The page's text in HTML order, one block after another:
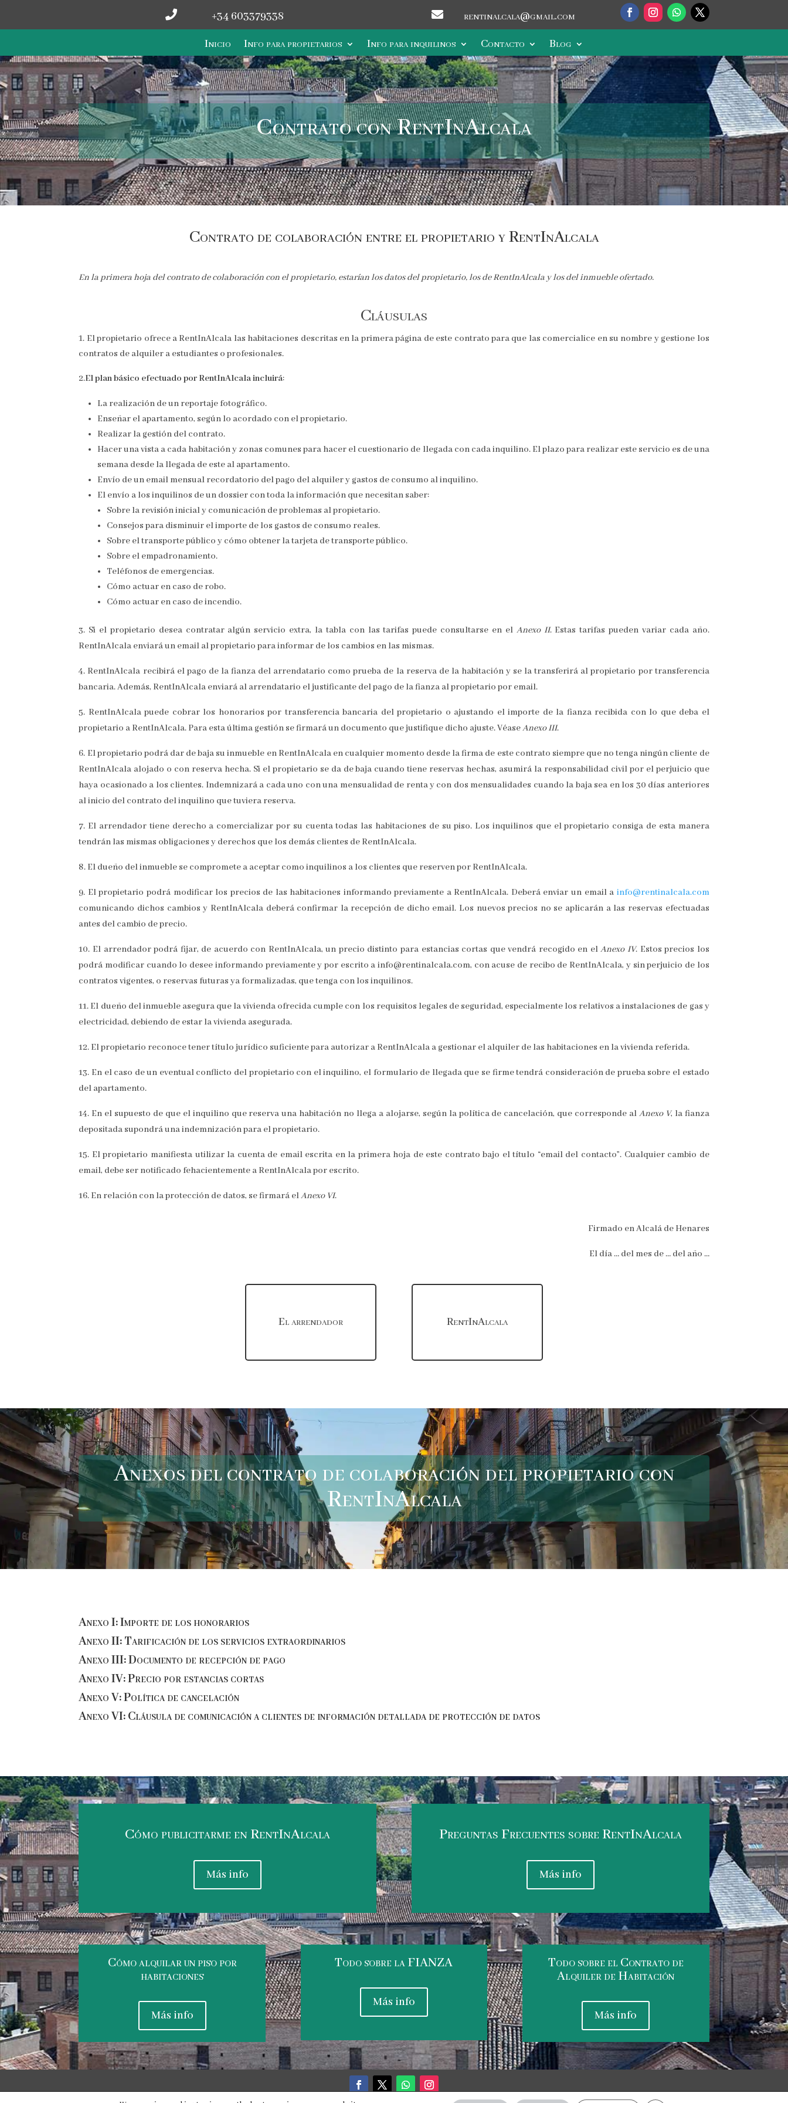
 +34 603379338 
rentinalcala@gmail.com
Inicio
Info para propietarios Info para inquilinos Contacto Blog
Contrato con RentInAlcala
Contrato de colaboración entre el propietario y RentInAlcala
En la primera hoja del contrato de colaboración con el propietario, estarían los datos del propietario, los de RentInAlcala y los del inmueble ofertado.
Cláusulas
El propietario ofrece a RentInAlcala las habitaciones descritas en la primera página de este contrato para que las comercialice en su nombre y gestione los
contratos de alquiler a estudiantes o profesionales.
2.El plan básico efectuado por RentInAlcala incluirá:
La realización de un reportaje fotográfico.
Enseñar el apartamento, según lo acordado con el propietario.
Realizar la gestión del contrato.
Hacer una vista a cada habitación y zonas comunes para hacer el cuestionario de llegada con cada inquilino. El plazo para realizar este servicio es de una
semana desde la llegada de este al apartamento.
Envío de un email mensual recordatorio del pago del alquiler y gastos de consumo al inquilino.
El envío a los inquilinos de un dossier con toda la información que necesitan saber:
Sobre la revisión inicial y comunicación de problemas al propietario.
Consejos para disminuir el importe de los gastos de consumo reales.
Sobre el transporte público y cómo obtener la tarjeta de transporte público.
Sobre el empadronamiento.
Teléfonos de emergencias.
Cómo actuar en caso de robo.
Cómo actuar en caso de incendio.
3. Si el propietario desea contratar algún servicio extra, la tabla con las tarifas puede consultarse en el Anexo II. Estas tarifas pueden variar cada año.
RentInAlcala enviará un email al propietario para informar de los cambios en las mismas.
4. RentInAlcala recibirá el pago de la fianza del arrendatario como prueba de la reserva de la habitación y se la transferirá al propietario por transferencia
bancaria. Además, RentInAlcala enviará al arrendatario el justificante del pago de la fianza al propietario por email.
5. RentInAlcala puede cobrar los honorarios por transferencia bancaria del propietario o ajustando el importe de la fianza recibida con lo que deba el
propietario a RentInAlcala. Para esta última gestión se firmará un documento que justifique dicho ajuste. VéaseAnexoIII.
6. El propietario podrá dar de baja su inmueble en RentInAlcala en cualquier momento desde la firma de este contrato siempre que no tenga ningún cliente de
RentInAlcala alojado o con reserva hecha. Si el propietario se da de baja cuando tiene reservas hechas, asumirá la responsabilidad civil por el perjuicio que
haya ocasionado a los clientes. Indemnizará a cada uno con una mensualidad de renta y con dos mensualidades cuando la baja sea en los 30 días anteriores
al inicio del contrato del inquilino que tuviera reserva.
7. El arrendador tiene derecho a comercializar por su cuenta todas las habitaciones de su piso. Los inquilinos que el propietario consiga de esta manera
tendrán las mismas obligaciones y derechos que los demás clientes de RentInAlcala.
8. El dueño del inmueble se compromete a aceptar como inquilinos a los clientes que reserven por RentInAlcala.
9. El propietario podrá modificar los precios de las habitaciones informando previamente a RentInAlcala. Deberá enviar un email a info@rentinalcala.com
comunicando dichos cambios y RentInAlcala deberá confirmar la recepción de dicho email. Los nuevos precios no se aplicarán a las reservas efectuadas
antes del cambio de precio.
10. El arrendador podrá fijar, de acuerdo con RentInAlcala, un precio distinto para estancias cortas que vendrá recogido en elAnexo IV. Estos precios los
podrá modificar cuando lo desee informando previamente y por escrito a info@rentinalcala.com, con acuse de recibo de RentInAlcala, y sin perjuicio de los
contratos vigentes, o reservas futuras ya formalizadas, que tenga con los inquilinos.
11. El dueño del inmueble asegura que la vivienda ofrecida cumple con los requisitos legales de seguridad, especialmente los relativos a instalaciones de gas y
electricidad, debiendo de estar la vivienda asegurada.
12. El propietario reconoce tener título jurídico suficiente para autorizar a RentInAlcala a gestionar el alquiler de las habitaciones en la vivienda referida.
13. En el caso de un eventual conflicto del propietario con el inquilino, el formulario de llegada que se firme tendrá consideración de prueba sobre el estado
del apartamento.
14. En el supuesto de que el inquilino que reserva una habitación no llega a alojarse, según la política de cancelación, que corresponde al Anexo V, la fianza
depositada supondrá una indemnización para el propietario.
15. El propietario manifiesta utilizar la cuenta de email escrita en la primera hoja de este contrato bajo el título “email del contacto”. Cualquier cambio de
email, debe ser notificado fehacientemente a RentInAlcala por escrito.
16. En relación con la protección de datos, se firmará elAnexo VI.
Firmado en Alcalá de Henares
El día … del mes de … del año …
El arrendador RentInAlcala
Anexos del contrato de colaboración del propietario con
RentInAlcala
Anexo I: Importe de los honorarios
Anexo II: Tarificación de los servicios extraordinarios
Anexo III: Documento de recepción de pago
Anexo IV: Precio por estancias cortas
Anexo V: Política de cancelación
Anexo VI: Cláusula de comunicación a clientes de información detallada de protección de datos
Cómo publicitarme en RentInAlcala
Más info
Preguntas Frecuentes sobre RentInAlcala
Más info
Cómo alquilar un piso por
habitaciones
Más info
Todo sobre la FIANZA
Más info
Todo sobre el Contrato de
Alquiler de Habitación
Más info